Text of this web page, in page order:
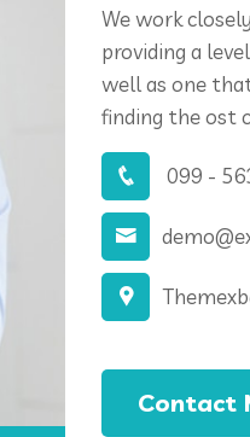
We work
providing a
well as one
finding the ost
099 -
Contact